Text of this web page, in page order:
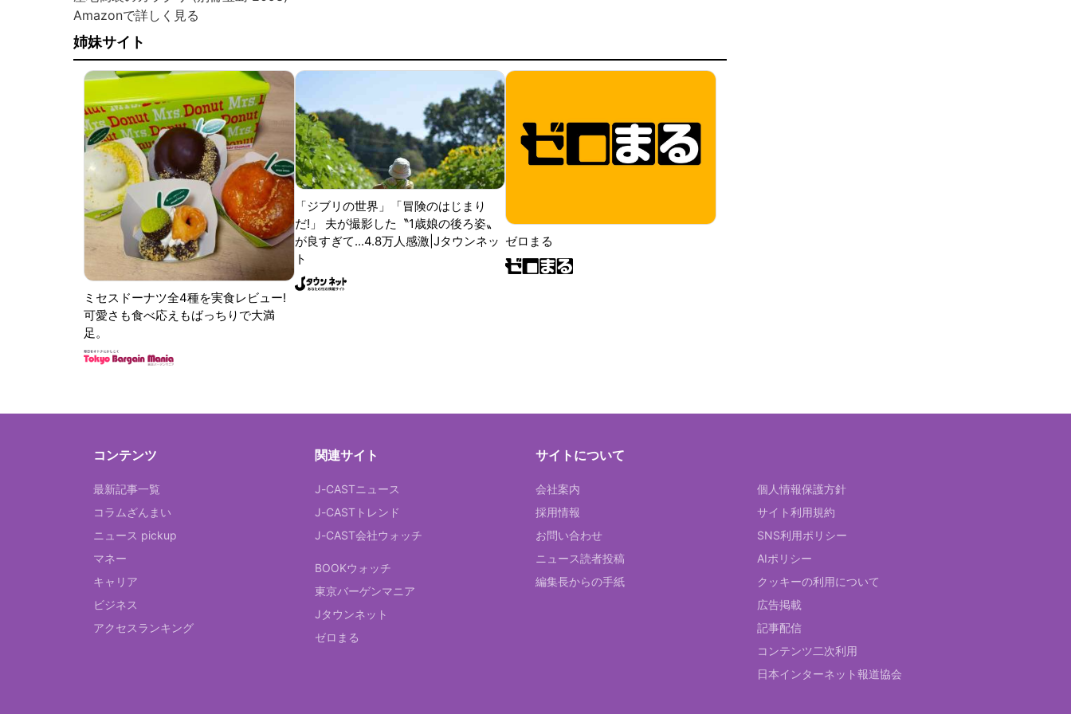
Amazonで詳しく見る
姉妹サイト
ミセスドーナツ全4種を実食レビュー!
可愛さも食べ応えもばっちりで大満
足。
「ジブリの世界」「冒険のはじまり
だ!」 夫が撮影した〝1歳娘の後ろ姿〟
が良すぎて...4.8万人感激|Jタウンネッ
ト
ゼロまる
コンテンツ
最新記事一覧
コラムざんまい
ニュース pickup
マネー
キャリア
ビジネス
アクセスランキング
関連サイト
J-CASTニュース
J-CASTトレンド
J-CAST会社ウォッチ
BOOKウォッチ
東京バーゲンマニア
Jタウンネット
ゼロまる
サイトについて
会社案内
採用情報
お問い合わせ
ニュース読者投稿
編集長からの手紙
個人情報保護方針
サイト利用規約
SNS利用ポリシー
AIポリシー
クッキーの利用について
広告掲載
記事配信
コンテンツ二次利用
日本インターネット報道協会